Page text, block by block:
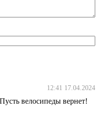
12:41 17.04.2024
велосипеды вернет!